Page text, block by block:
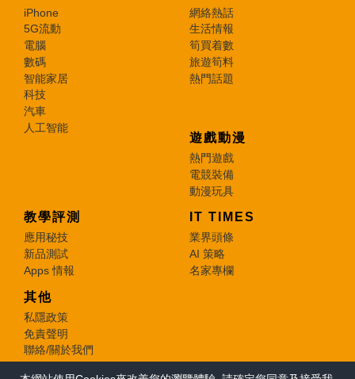
iPhone
5G流動
電腦
數碼
智能家居
科技
汽車
人工智能
網絡熱話
生活情報
筍買着數
旅遊筍料
熱門話題
遊戲動漫
熱門遊戲
電競裝備
動漫玩具
教學評測
應用秘技
新品測試
Apps 情報
IT TIMES
業界頭條
AI 策略
名家專欄
其他
私隱政策
免責聲明
聯絡/關於我們